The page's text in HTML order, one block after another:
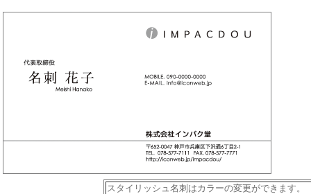
スタイリッシュ名刺はカラーの変更ができます。